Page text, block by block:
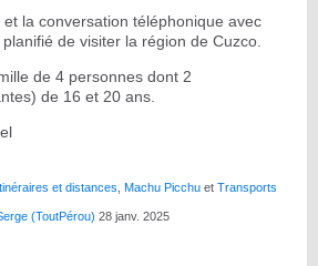
la conversation téléphonique avec
de visiter la région de Cuzco.
de 4 personnes dont 2
de 16 et 20 ans.
Itinéraires et distances Machu Picchu et Transports
(ToutPérou) 28 janv. 2025